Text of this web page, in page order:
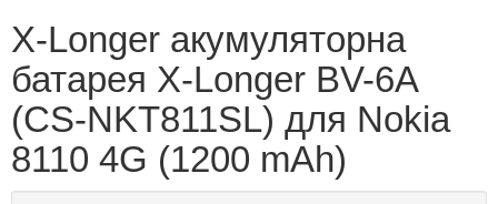
X-Longer акумуляторна
батарея X-Longer BV-6A
(CS-NKT811SL) для Nokia
8110 4G (1200 mAh)